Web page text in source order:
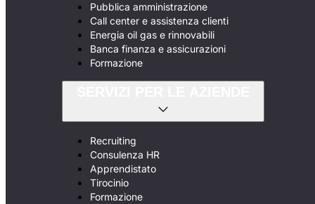
Pubblica amministrazione
Call center e assistenza clienti
Energia oil gas e rinnovabili
Banca finanza e assicurazioni
Formazione
Recruiting
Consulenza HR
Apprendistato
Tirocinio
Formazione